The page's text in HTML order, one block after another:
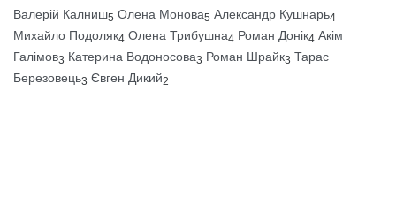
Валерій Калниш5 Олена Монова5 Александр Кушнарь4
Михайло Подоляк4 Олена Трибушна4 Роман Донік4 Акім
Галімов3 Катерина Водоносова3 Роман Шрайк3 Тарас
Березовець3 Євген Дикий2